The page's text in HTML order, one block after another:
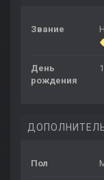
Звание
День
рождения
Пол